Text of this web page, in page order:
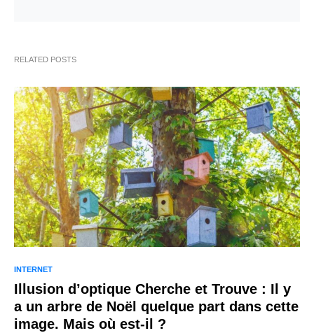
RELATED POSTS
INTERNET
Illusion d’optique Cherche et Trouve : Il y
a un arbre de Noël quelque part dans cette
image. Mais où est-il ?